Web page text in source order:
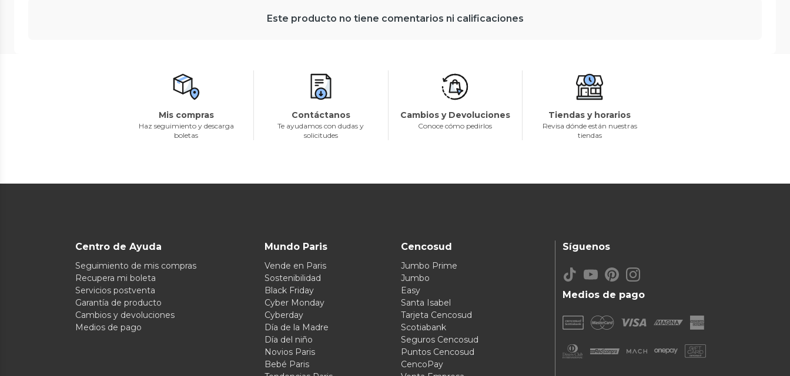
Este producto no tiene comentarios ni calificaciones
Mis compras
Haz seguimiento y descarga
boletas
Contáctanos
Te ayudamos con dudas y
solicitudes
Cambios y Devoluciones
Conoce cómo pedirlos
Tiendas y horarios
Revisa dónde están nuestras
tiendas
Centro de Ayuda
Seguimiento de mis compras
Recupera mi boleta
Servicios postventa
Garantía de producto
Cambios y devoluciones
Medios de pago
Mundo Paris
Vende en Paris
Sostenibilidad
Black Friday
Cyber Monday
Cyberday
Día de la Madre
Día del niño
Novios Paris
Bebé Paris
Cencosud
Jumbo Prime
Jumbo
Easy
Santa Isabel
Tarjeta Cencosud
Scotiabank
Seguros Cencosud
Puntos Cencosud
CencoPay
Medios de pago
Síguenos